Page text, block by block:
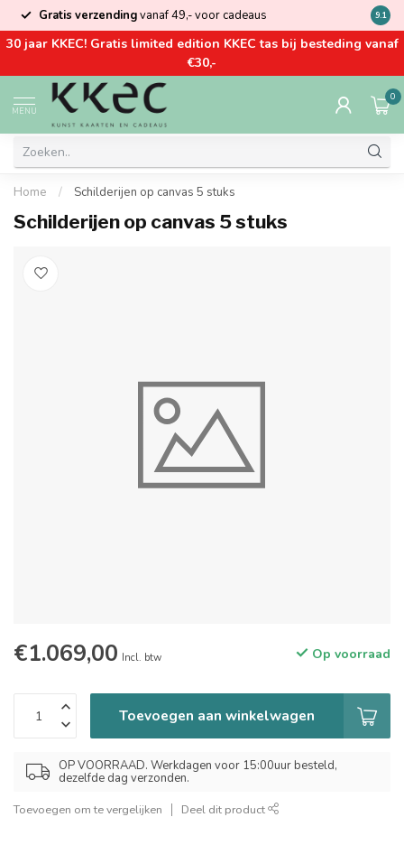
Gratis verzendingvanaf 49,- voor cadeaus Kom
9.1
30 jaar KKEC! Gratis limited edition KKEC tas bij besteding vanaf
€30,-
MENU
0
Home / Schilderijen op canvas 5 stuks
Schilderijen op canvas 5 stuks
€1.069,00 Incl. btw Op voorraad
Toevoegen aan winkelwagen
OP VOORRAAD. Werkdagen voor 15:00uur besteld,
dezelfde dag verzonden.
Toevoegen om te vergelijken Deel dit product